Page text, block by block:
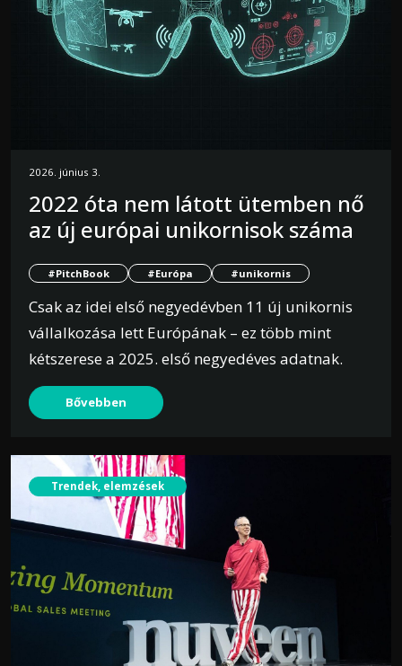
2026. június 3.
2022 óta nem látott ütemben nő
az új európai unikornisok száma
#PitchBook #Európa #unikornis
Csak az idei első negyedévben 11 új unikornis
vállalkozása lett Európának – ez több mint
kétszerese a 2025. első negyedéves adatnak.
Bővebben
Trendek, elemzések